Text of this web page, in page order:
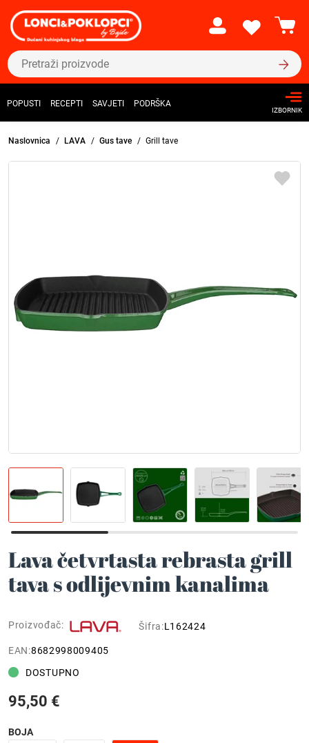
POPUSTI RECEPTI SAVJETI PODRŠKA
IZBORNIK
Naslovnica LAVA Gus tave Grill tave
Lava četvrtasta rebrasta grill
tava s odlijevnim kanalima
Proizvođač: Šifra:L162424
EAN:8682998009405
DOSTUPNO
95,50 €
BOJA